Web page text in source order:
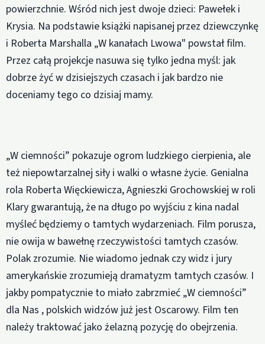
powierzchnie. Wśród nich jest dwoje dzieci: Pawełek i
Krysia. Na podstawie książki napisanej przez dziewczynkę
i Roberta Marshalla „W kanałach Lwowa" powstał film.
Przez całą projekcje nasuwa się tylko jedna myśl: jak
dobrze żyć w dzisiejszych czasach i jak bardzo nie
doceniamy tego co dzisiaj mamy.
„W ciemności” pokazuje ogrom ludzkiego cierpienia, ale
też niepowtarzalnej siły i walki o własne życie. Genialna
rola Roberta Więckiewicza, Agnieszki Grochowskiej w roli
Klary gwarantują, że na długo po wyjściu z kina nadal
myśleć będziemy o tamtych wydarzeniach. Film porusza,
nie owija w bawełnę rzeczywistości tamtych czasów.
Polak zrozumie. Nie wiadomo jednak czy widz i jury
amerykańskie zrozumieją dramatyzm tamtych czasów. I
jakby pompatycznie to miało zabrzmieć „W ciemności”
dla Nas , polskich widzów już jest Oscarowy. Film ten
należy traktować jako żelazną pozycję do obejrzenia.